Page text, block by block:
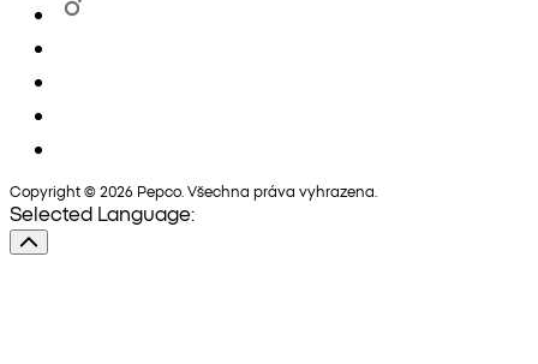
Copyright © 2026 Pepco. Všechna práva vyhrazena.
Selected Language: